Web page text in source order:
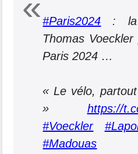
#Paris2024 : la
Thomas
Paris 2024 …
« Le vélo,
» https://
#Voeckler
#Madouas